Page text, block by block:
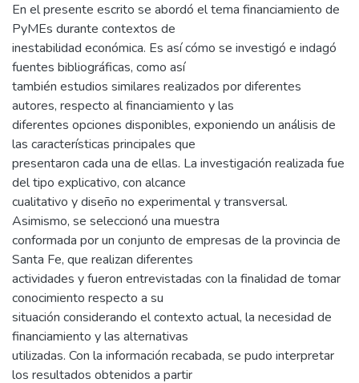
En el presente escrito se abordó el tema financiamiento de
PyMEs durante contextos de
inestabilidad económica. Es así cómo se investigó e indagó
fuentes bibliográficas, como así
también estudios similares realizados por diferentes
autores, respecto al financiamiento y las
diferentes opciones disponibles, exponiendo un análisis de
las características principales que
presentaron cada una de ellas. La investigación realizada fue
del tipo explicativo, con alcance
cualitativo y diseño no experimental y transversal.
Asimismo, se seleccionó una muestra
conformada por un conjunto de empresas de la provincia de
Santa Fe, que realizan diferentes
actividades y fueron entrevistadas con la finalidad de tomar
conocimiento respecto a su
situación considerando el contexto actual, la necesidad de
financiamiento y las alternativas
utilizadas. Con la información recabada, se pudo interpretar
los resultados obtenidos a partir